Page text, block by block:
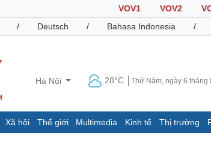
VOV1 VOV2
/ Deutsch / Bahasa Indonesia /
Hà Nội 28°C Thứ Năm, ngày 6 tháng
Xã hội Thế giới Multimedia Kinh tế Thị trường